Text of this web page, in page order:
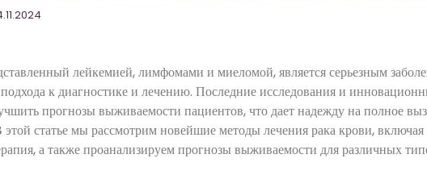
лейкемией, лимфомами и миеломой, является серьезным
к диагностике и лечению. Последние исследования и
прогнозы выживаемости пациентов, что дает надежду на полное
статье мы рассмотрим новейшие методы лечения рака крови, включая
а также проанализируем прогнозы выживаемости для различных